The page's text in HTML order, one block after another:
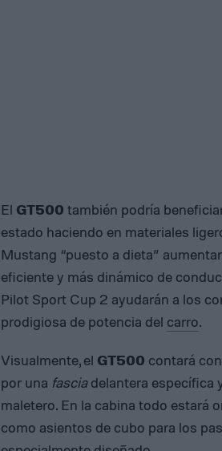
El GT500 también podría
estado haciendo en materiales
Mustang “puesto a dieta”
eficiente y más dinámico de
Pilot Sport Cup 2 ayudarán a los
prodigiosa de potencia del carro.
Visualmente, el GT500 contará
por una fasciadelantera específica
maletero. En la cabina todo estará
como asientos de cubo para los